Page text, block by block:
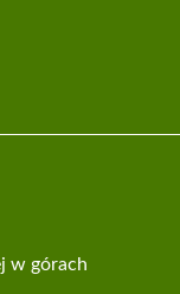
w górach